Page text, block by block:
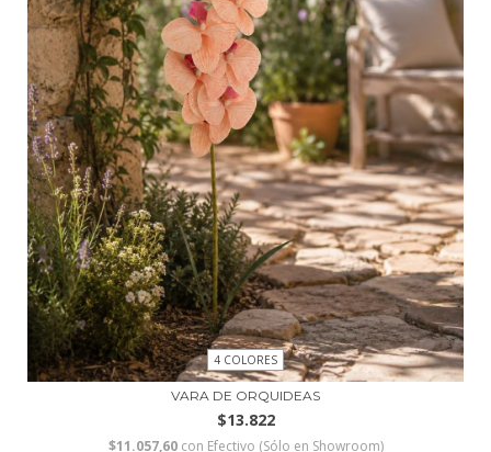
4 COLORES
VARA DE ORQUIDEAS
$13.822
$11.057,60 con Efectivo (Sólo en Showroom)